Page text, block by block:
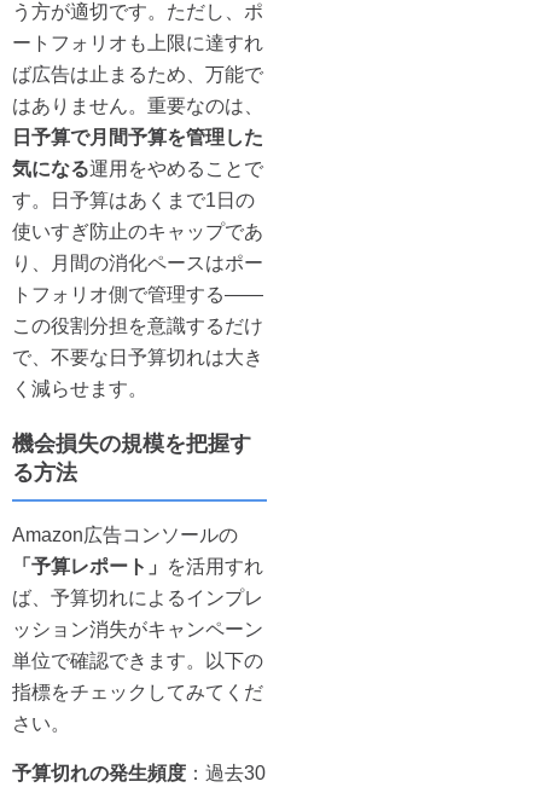
う方が適切です。ただし、ポ
ートフォリオも上限に達すれ
ば広告は止まるため、万能で
はありません。重要なのは、
日予算で月間予算を管理した
気になる運用をやめることで
す。日予算はあくまで1日の
使いすぎ防止のキャップであ
り、月間の消化ペースはポー
トフォリオ側で管理する——
この役割分担を意識するだけ
で、不要な日予算切れは大き
く減らせます。
機会損失の規模を把握す
る方法
Amazon広告コンソールの
「予算レポート」
を活用すれ
ば、予算切れによるインプレ
ッション消失がキャンペーン
単位で確認できます。以下の
指標をチェックしてみてくだ
さい。
予算切れの発生頻度 ：過去30